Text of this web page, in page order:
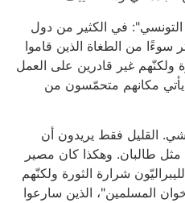
التونسي": في الكثير من دول
سوءًا من الطغاة الذين قاموا
ولكنّهم غير قادرين على العمل
مكانهم متحمّسون من
القليل فقط يريدون أن
طالبان. وهكذا كان مصير
شرارة الثورة ولكنّهم
المسلمين"، الذين سارعوا